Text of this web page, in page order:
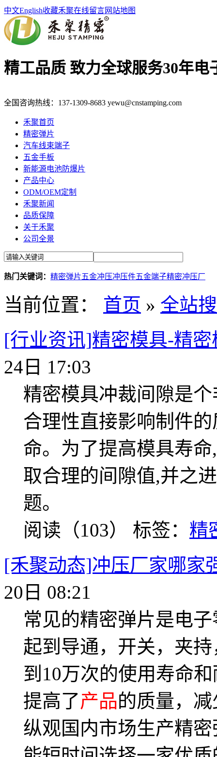
中文English收藏禾聚在线留言网站地图
精工品质 致力全球服务30年电
全国咨询热线： 137-1309-8683 yewu@cnstamping.com
禾聚首页
精密弹片
汽车线束端子
五金手板
新能源电池防爆片
产品中心
ODM/OEM定制
禾聚新闻
品质保障
关于禾聚
公司全景
热门关键词： 精密弹片五金冲压冲压件五金端子精密冲压厂
当前位置： 首页 » 全站
[行业资讯]精密模具-精
24日 17:03
精密模具冲裁间隙是
合理性直接影响制件
命。为了提高模具寿
取合理的间隙值,并之
题。
阅读（103） 标签： 精
[禾聚动态]冲压厂家哪家
20日 08:21
常见的精密弹片是电
起到导通，开关，夹
到10万次的使用寿命
提高了产品的质量，
纵观国内市场生产精